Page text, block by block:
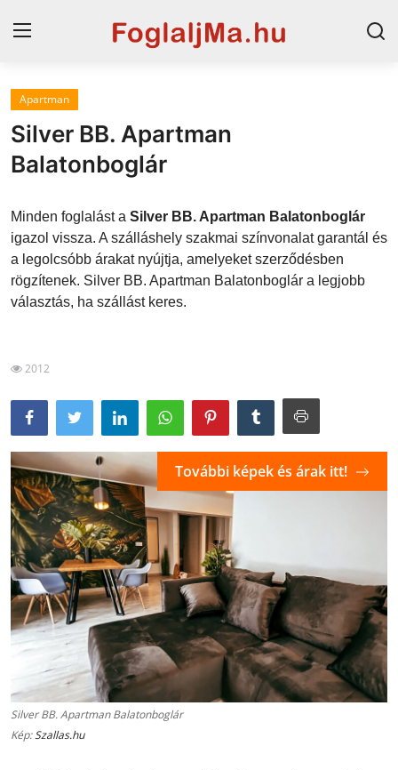
Magyarország
Horvát tengerpart
Horvátország
Szállások Hajdúszoboszlón
Blog
Apartman
Silver BB. Apartman
Balatonboglár
Minden foglalást a Silver BB. Apartman Balatonboglár
igazol vissza. A szálláshely szakmai színvonalat garantál és
a legolcsóbb árakat nyújtja, amelyeket szerződésben
rögzítenek. Silver BB. Apartman Balatonboglár a legjobb
választás, ha szállást keres.
2012
Silver BB. Apartman Balatonboglár
Kép:Szallas.hu
További képek és árak itt!